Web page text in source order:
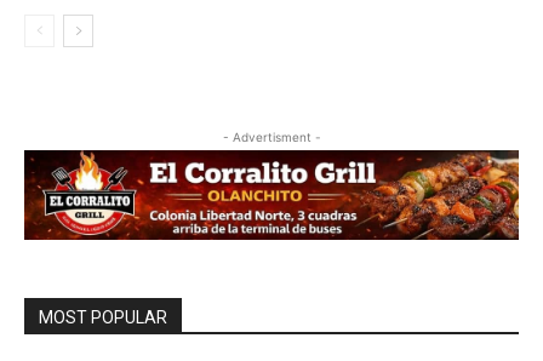
- Advertisment -
MOST POPULAR